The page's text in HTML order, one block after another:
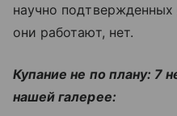
научно подтвержденных
они работают, нет.
Купание не по плану: 7
нашей галерее: